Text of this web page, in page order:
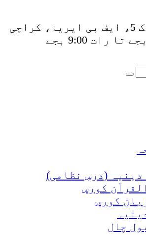
دینیہ (درسِ نظامی)
کورس
کورس
چال